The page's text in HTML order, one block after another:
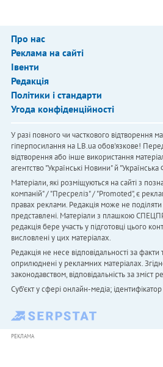
Про нас
Реклама на сайті
Івенти
Редакція
Політики і стандарти
Угода конфіденційності
У разі повного чи часткового відтворення
гіперпосилання на LB.ua обов'язкове!
відтворення або інше використання
агентство "Українськi Новини" й
Матеріали, які розміщуються на сайті з
компаній" / "Пресреліз" / "Promoted", є
правах реклами. Редакція може не поділяти
представлені. Матеріали з плашкою
редакція бере участь у підготовці цього
висловлені у цих матеріалах.
Редакція не несе відповідальності за
оприлюднені у рекламних матеріалах.
законодавством, відповідальність за
Cуб'єкт у сфері онлайн-медіа;
РЕКЛАМА